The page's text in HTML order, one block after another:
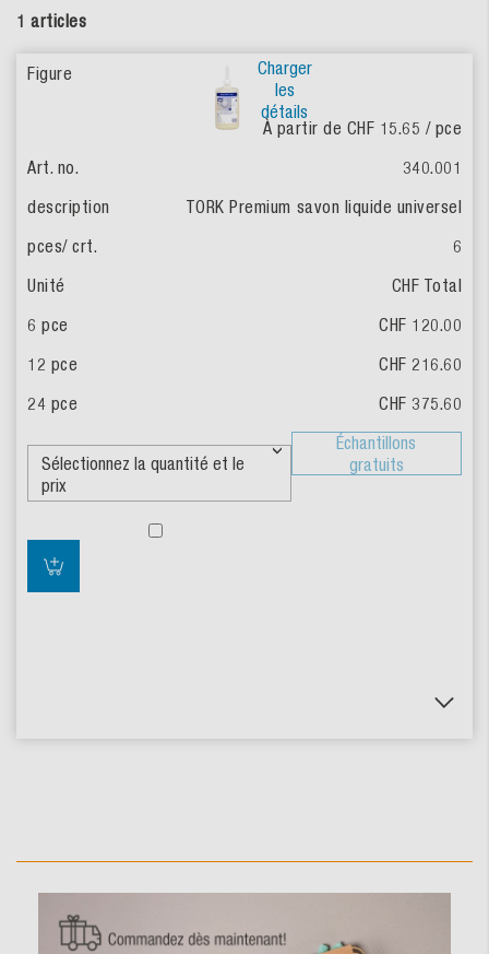
1 articles
Charger
les
détails
À partir de CHF 15.65 / pce
340.001
TORK Premium savon liquide universel
6
CHF Total
CHF 120.00
CHF 216.60
CHF 375.60
Échantillons
gratuits